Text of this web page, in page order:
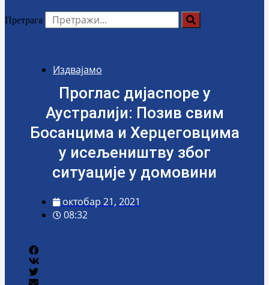
Претрага
Издвајамо
Проглас дијаспоре у
Аустралији: Позив свим
Босанцима и Херцеговцима
у исељеништву због
ситуације у домовини
октобар 21, 2021
08:32